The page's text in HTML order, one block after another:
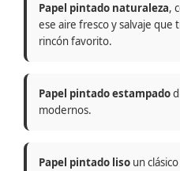
Papel pintado naturaleza,
ese aire fresco y salvaje que
rincón favorito.
Papel pintado estampado
modernos.
Papel pintado liso un